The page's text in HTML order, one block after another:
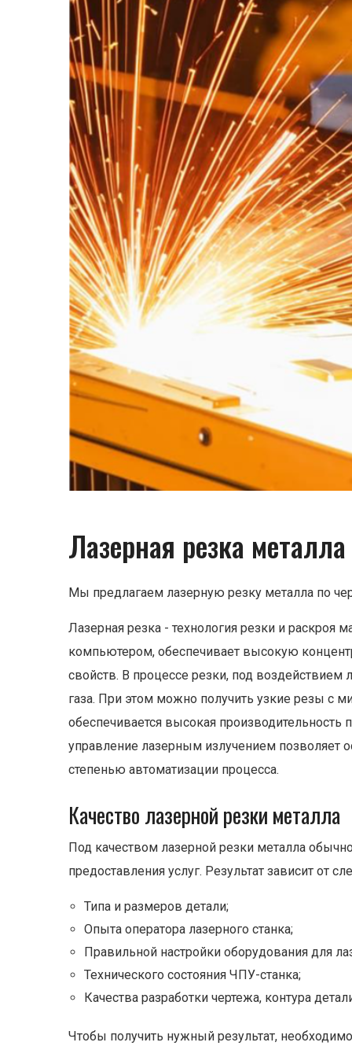
Лазерная резка
Мы предлагаем лазерную резку металла по
Лазерная резка - технология резки и
компьютером, обеспечивает высокую
свойств. В процессе резки, под воздействием
газа. При этом можно получить узкие резы с
обеспечивается высокая
управление лазерным излучением позволяет
степенью автоматизации процесса.
Качество лазерной резки металла
Под качеством лазерной резки металла
предоставления услуг. Результат зависит от
Типа и размеров детали;
Опыта оператора лазерного станка;
Правильной настройки оборудования для
Технического состояния ЧПУ-станка;
Качества разработки чертежа, контура
Чтобы получить нужный результат,